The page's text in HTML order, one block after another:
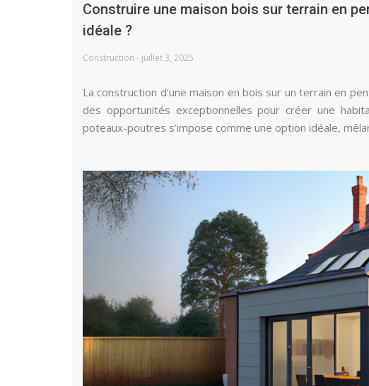
Construire une maison bois sur terrain en
idéale ?
Construction - juillet 3, 2025
La construction d’une maison en bois sur un terrain en
des opportunités exceptionnelles pour créer une
poteaux-poutres s’impose comme une option idéale,